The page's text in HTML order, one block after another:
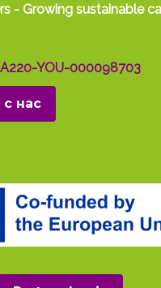
- Growing sustainable
YOU-000098703
нас